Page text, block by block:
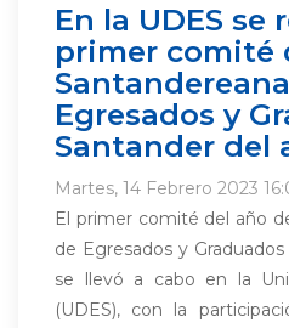
En la UDES se
primer comité
Egresados y
Santander del
Martes, 14 Febrero 2023
El primer comité del año
de Egresados y
se llevó a cabo en la
(UDES), con la